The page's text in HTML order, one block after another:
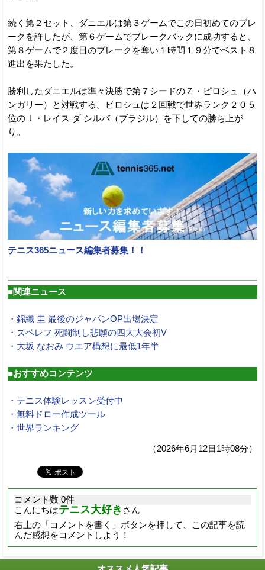
続く第２セット、ダニエルは第３ゲームでこの日初めてのブレ
ークを許したが、第６ゲームでブレークバックに成功すると、
第８ゲームで２度目のブレークを奪い１時間１９分でベスト８
進出を果たした。
勝利したダニエルは準々決勝で第７シードのＺ・ピロシュ（ハ
ンガリー）と対戦する。ピロシュは２回戦で世界ランク２０５
位のＪ・レイス ダ シルバ（ブラジル）を下しての勝ち上が
り。
テニス365ニュース編集者募集！！
■関連ニュース
・錦織 圭 最後のジャパンOP出場決定
・ズベレフ 死闘制し悲願の四大大会初V
・大坂 なおみ ウエア構想に最低1年半
■おすすめコンテンツ
・テニス体験レッスン受付中
・無料ドロー作成ツール
・世界ランキング
（2026年6月12日1時08分）
コメント数 0件
こんにちはテニス大好き さん
右上の「コメントを書く」ボタンを押して、この記事を読
んだ感想をコメントしよう！